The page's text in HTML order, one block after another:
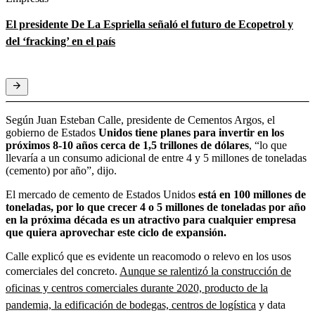
El presidente De La Espriella señaló el futuro de Ecopetrol y
del ‘fracking’ en el país
Según Juan Esteban Calle, presidente de Cementos Argos, el
gobierno de Estados Unidos tiene planes para invertir en los
próximos 8-10 años cerca de 1,5 trillones de dólares, “lo que
llevaría a un consumo adicional de entre 4 y 5 millones de toneladas
(cemento) por año”, dijo.
El mercado de cemento de Estados Unidos está en 100 millones de
toneladas, por lo que crecer 4 o 5 millones de toneladas por año
en la próxima década es un atractivo para cualquier empresa
que quiera aprovechar este ciclo de expansión.
Calle explicó que es evidente un reacomodo o relevo en los usos
comerciales del concreto. Aunque se ralentizó la construcción de
oficinas y centros comerciales durante 2020, producto de la
pandemia, la edificación de bodegas, centros de logística y data